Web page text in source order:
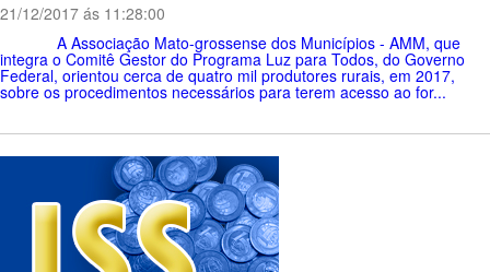
21/12/2017 ás 11:28:00
A Associação Mato-grossense dos Municípios - AMM, que
integra o Comitê Gestor do Programa Luz para Todos, do Governo
Federal, orientou cerca de quatro mil produtores rurais, em 2017,
sobre os procedimentos necessários para terem acesso ao for...